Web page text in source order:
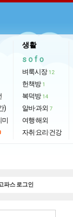
)
미
생활
sofo
벼룩시장 12
헌책방 1
복덕방 14
알바·과외 7
여행·해외
자취·요리·건강
파스 로그인